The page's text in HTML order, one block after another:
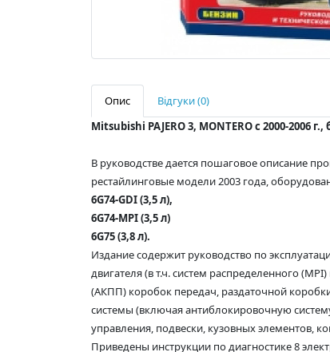
Опис
Відгуки (0)
Mitsubishi PAJERO 3, MONTERO с 2000-
В руководстве дается пошаговое описание
рестайлинговые модели 2003 года,
6G74-GDI (3,5 л),
6G74-MPI (3,5 л)
6G75 (3,8 л).
Издание содержит руководство по
двигателя (в т.ч. систем распределенного
(АКПП) коробок передач, раздаточной
системы (включая антиблокировочную
управления, подвески, кузовных элементов,
Приведены инструкции по диагностике 8